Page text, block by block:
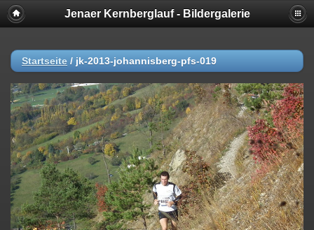
Jenaer Kernberglauf - Bildergalerie
Startseite / jk-2013-johannisberg-pfs-019